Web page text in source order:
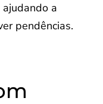
a
pendências.